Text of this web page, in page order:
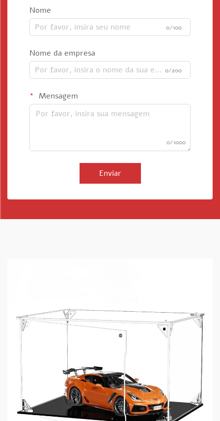
Nome
0/100
Nome da empresa
0/200
Mensagem
0/1000
Enviar